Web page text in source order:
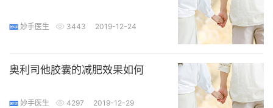
妙手医生 3443 2019-12-24
奥利司他胶囊的减肥效果如何
妙手医生 4297 2019-12-29